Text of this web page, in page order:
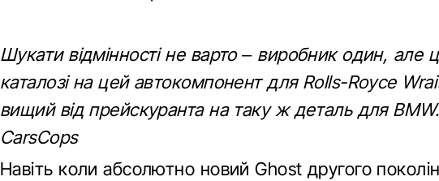
Шукати відмінності не варто – виробник один, але
каталозі на цей автокомпонент для Rolls-Royce
вищий від прейскуранта на таку ж деталь для
СarsСops
Навіть коли абсолютно новий Ghost другого